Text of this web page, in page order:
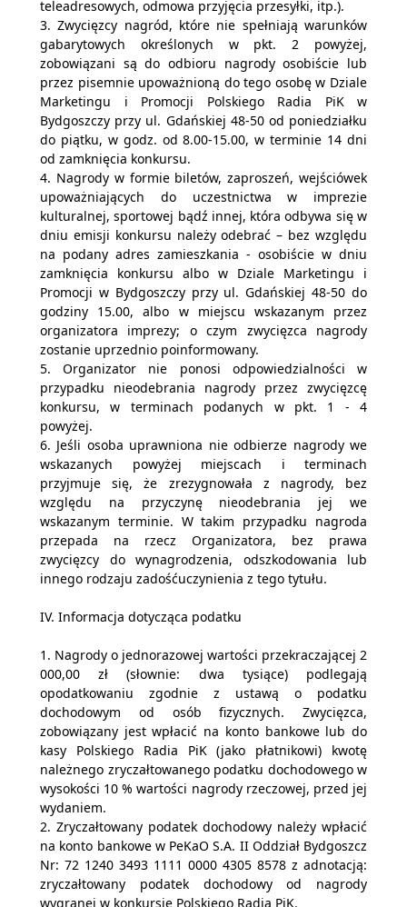
teleadresowych, odmowa przyjęcia przesyłki, itp.).
3. Zwycięzcy nagród, które nie spełniają warunków
gabarytowych określonych w pkt. 2 powyżej,
zobowiązani są do odbioru nagrody osobiście lub
przez pisemnie upoważnioną do tego osobę w Dziale
Marketingu i Promocji Polskiego Radia PiK w
Bydgoszczy przy ul. Gdańskiej 48-50 od poniedziałku
do piątku, w godz. od 8.00-15.00, w terminie 14 dni
od zamknięcia konkursu.
4. Nagrody w formie biletów, zaproszeń, wejściówek
upoważniających do uczestnictwa w imprezie
kulturalnej, sportowej bądź innej, która odbywa się w
dniu emisji konkursu należy odebrać – bez względu
na podany adres zamieszkania - osobiście w dniu
zamknięcia konkursu albo w Dziale Marketingu i
Promocji w Bydgoszczy przy ul. Gdańskiej 48-50 do
godziny 15.00, albo w miejscu wskazanym przez
organizatora imprezy; o czym zwycięzca nagrody
zostanie uprzednio poinformowany.
5. Organizator nie ponosi odpowiedzialności w
przypadku nieodebrania nagrody przez zwycięzcę
konkursu, w terminach podanych w pkt. 1 - 4
powyżej.
6. Jeśli osoba uprawniona nie odbierze nagrody we
wskazanych powyżej miejscach i terminach
przyjmuje się, że zrezygnowała z nagrody, bez
względu na przyczynę nieodebrania jej we
wskazanym terminie. W takim przypadku nagroda
przepada na rzecz Organizatora, bez prawa
zwycięzcy do wynagrodzenia, odszkodowania lub
innego rodzaju zadośćuczynienia z tego tytułu.
IV. Informacja dotycząca podatku
1. Nagrody o jednorazowej wartości przekraczającej 2
000,00 zł (słownie: dwa tysiące) podlegają
opodatkowaniu zgodnie z ustawą o podatku
dochodowym od osób fizycznych. Zwycięzca,
zobowiązany jest wpłacić na konto bankowe lub do
kasy Polskiego Radia PiK (jako płatnikowi) kwotę
należnego zryczałtowanego podatku dochodowego w
wysokości 10 % wartości nagrody rzeczowej, przed jej
wydaniem.
2. Zryczałtowany podatek dochodowy należy wpłacić
na konto bankowe w PeKaO S.A. II Oddział Bydgoszcz
Nr: 72 1240 3493 1111 0000 4305 8578 z adnotacją:
zryczałtowany podatek dochodowy od nagrody
wygranej w konkursie Polskiego Radia PiK.